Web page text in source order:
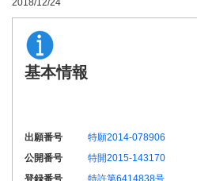
2018/12/24
基本情報
出願番号
特願2014-078906
公開番号
特開2015-143170
登録番号
特許第6414838号